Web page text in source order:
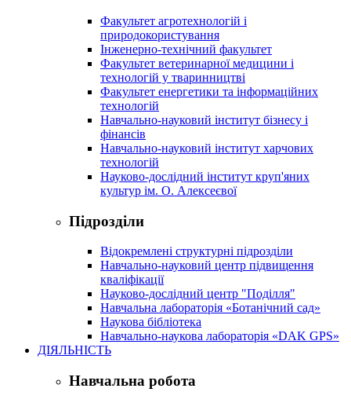
Факультет агротехнологій і
природокористування
Інженерно-технічний факультет
Факультет ветеринарної медицини і
технологій у тваринництві
Факультет енергетики та інформаційних
технологій
Навчально-науковий інститут бізнесу і
фінансів
Навчально-науковий інститут харчових
технологій
Науково-дослідний інститут круп'яних
культур ім. О. Алексеєвої
Підрозділи
Відокремлені структурні підрозділи
Навчально-науковий центр підвищення
кваліфікації
Науково-дослідний центр "Поділля"
Навчальна лабораторія «Ботанічний сад»
Наукова бібліотека
Навчально-наукова лабораторія «DAK GPS»
ДІЯЛЬНІСТЬ
Навчальна робота